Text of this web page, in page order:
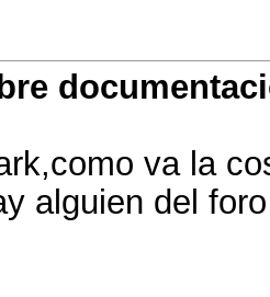
va la
alguien del